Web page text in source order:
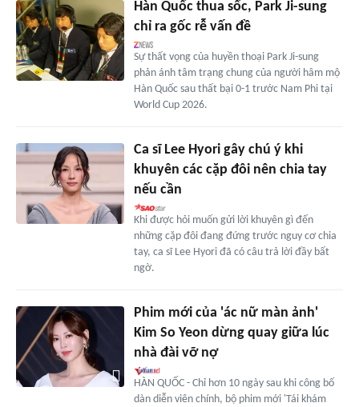
Hàn Quốc thua sốc, Park Ji-sung
chỉ ra gốc rễ vấn đề
Sự thất vọng của huyền thoại Park Ji-sung
phản ánh tâm trạng chung của người hâm mộ
Hàn Quốc sau thất bại 0-1 trước Nam Phi tại
World Cup 2026.
Ca sĩ Lee Hyori gây chú ý khi
khuyên các cặp đôi nên chia tay
nếu cần
Khi được hỏi muốn gửi lời khuyên gì đến
những cặp đôi đang đứng trước nguy cơ chia
tay, ca sĩ Lee Hyori đã có câu trả lời đầy bất
ngờ.
Phim mới của 'ác nữ màn ảnh'
Kim So Yeon dừng quay giữa lúc
nhà đài vỡ nợ
HÀN QUỐC - Chỉ hơn 10 ngày sau khi công bố
dàn diễn viên chính, bộ phim mới 'Tái khám